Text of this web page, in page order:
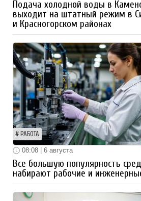
Подача холодной воды в
выходит на штатный режим в
и Красногорском районах
РАБОТА
08:08 | 6 августа
Все большую популярность
набирают рабочие и